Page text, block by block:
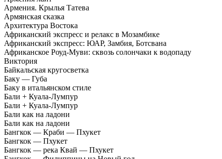
Армения. Крылья Татева
Армянская сказка
Архитектура Востока
Африканский экспресс и релакс в Мозамбике
Африканский экспресс: ЮАР, Замбия, Ботсвана
Африканское Роуд-Муви: сквозь солончаки к водопаду
Виктория
Байкальская кругосветка
Баку — Губа
Баку в итальянском стиле
Бали + Куала-Лумпур
Бали + Куала-Лумпур
Бали как на ладони
Бали как на ладони
Бангкок — Краби — Пхукет
Бангкок — Пхукет
Бангкок — река Квай — Пхукет